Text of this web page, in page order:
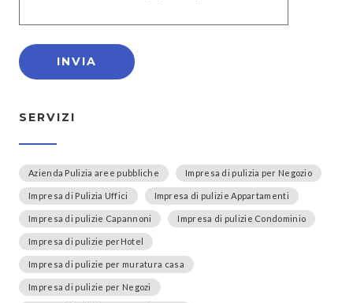
SERVIZI
Azienda Pulizia aree pubbliche Impresa di pulizia per Negozio
Impresa di Pulizia Uffici Impresa di pulizie Appartamenti
Impresa di pulizie Capannoni Impresa di pulizie Condominio
Impresa di pulizie perHotel
Impresa di pulizie per muratura casa
Impresa di pulizie per Negozi